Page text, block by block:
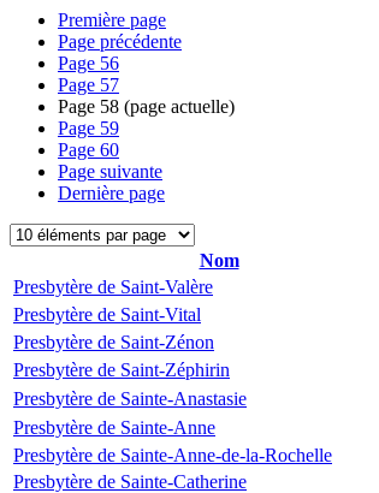
Première page
Page précédente
Page 56
Page 57
Page 58 (page actuelle)
Page 59
Page 60
Page suivante
Dernière page
Nom
Presbytère de Saint-Valère
Presbytère de Saint-Vital
Presbytère de Saint-Zénon
Presbytère de Saint-Zéphirin
Presbytère de Sainte-Anastasie
Presbytère de Sainte-Anne
Presbytère de Sainte-Anne-de-la-Rochelle
Presbytère de Sainte-Catherine